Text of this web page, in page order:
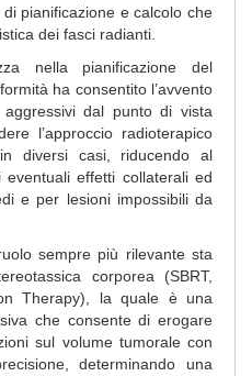
pianificazione e calcolo che
dei fasci radianti.
nella pianificazione del
ha consentito l’avvento
dal punto di vista
l’approccio radioterapico
diversi casi, riducendo al
effetti collaterali ed
e per lesioni impossibili da
sempre più rilevante sta
corporea (SBRT,
Therapy), la quale è una
che consente di erogare
sul volume tumorale con
determinando una